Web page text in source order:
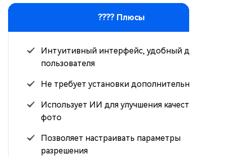
???? Плюсы
Интуитивный интерфейс, удобный для
пользователя
Не требует установки дополнительного ПО
Использует ИИ для улучшения качества
фото
Позволяет настраивать параметры
разрешения